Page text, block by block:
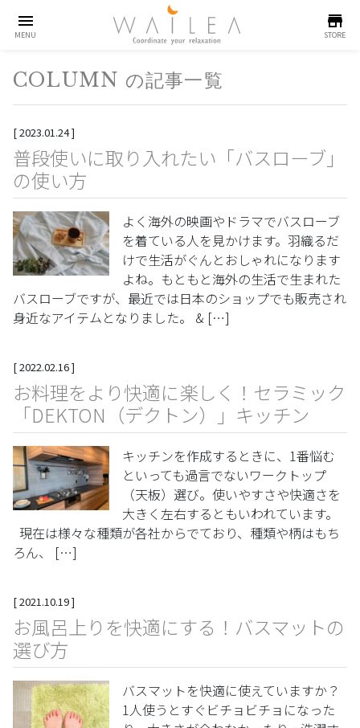
menu
MENU
store
STORE
COLUMN の記事一覧
[2023.01.24]
普段使いに取り入れたい「バスローブ」
の使い方
よく海外の映画やドラマでバスローブ
を着ている人を見かけます。羽織るだ
けで生活がぐんとおしゃれになります
よね。もともと海外の生活で生まれた
バスローブですが、最近では日本のショップでも販売され
身近なアイテムとなりました。 & […]
[2022.02.16]
お料理をより快適に楽しく！セラミック
「DEKTON（デクトン）」キッチン
キッチンを作成するときに、1番悩む
といっても過言でないワークトップ
（天板）選び。使いやすさや快適さを
大きく左右するともいわれています。
現在は様々な種類が各社からでており、種類や柄はもち
ろん、 […]
[2021.10.19]
お風呂上りを快適にする！バスマットの
選び方
バスマットを快適に使えていますか？
1人使うとすぐビチョビチョになった